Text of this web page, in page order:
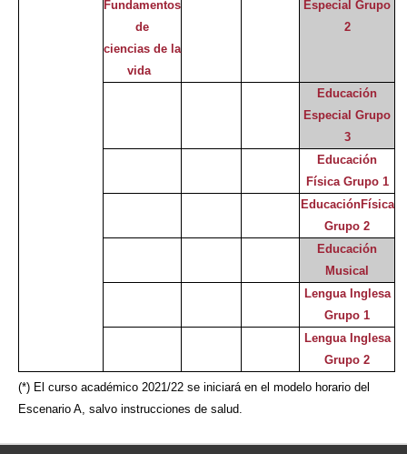
Fundamentos
de
ciencias de la
vida
Especial Grupo
2
Educación
Especial Grupo
3
Educación
Física Grupo 1
EducaciónFísica
Grupo 2
Educación
Musical
Lengua Inglesa
Grupo 1
Lengua Inglesa
Grupo 2
(*) El curso académico 2021/22 se iniciará en el modelo horario del
Escenario A, salvo instrucciones de salud.